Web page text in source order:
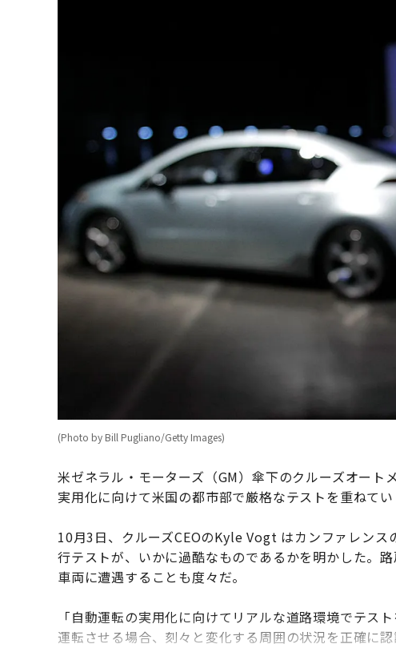
(Photo by Bill Pugliano/Getty Images)
米ゼネラル・モーターズ（GM）傘下のクルーズオー
実用化に向けて米国の都市部で厳格なテストを重ねてい
10月3日、クルーズCEOのKyle Vogt はカンファレン
行テストが、いかに過酷なものであるかを明かした。
車両に遭遇することも度々だ。
「自動運転の実用化に向けてリアルな道路環境でテス
運転させる場合、刻々と変化する周囲の状況を正確に認